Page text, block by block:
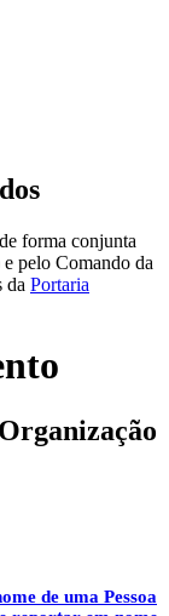
forma conjunta
pelo Comando da
da Portaria
de uma Pessoa